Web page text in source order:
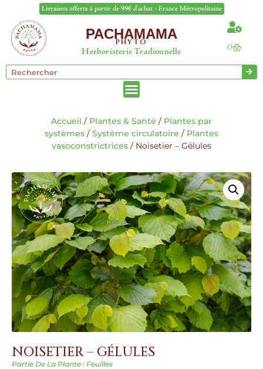
Livraison offerte à partir de 99€ d'achat - France Métropolitaine
PACHAMAMA
PHYTO
Herboristerie Tradionnelle 0
Accueil / Plantes & Santé / Plantes par
systèmes / Système circulatoire / Plantes
vasoconstrictrices / Noisetier – Gélules
NOISETIER – GÉLULES
Partie De La Plante : Feuilles